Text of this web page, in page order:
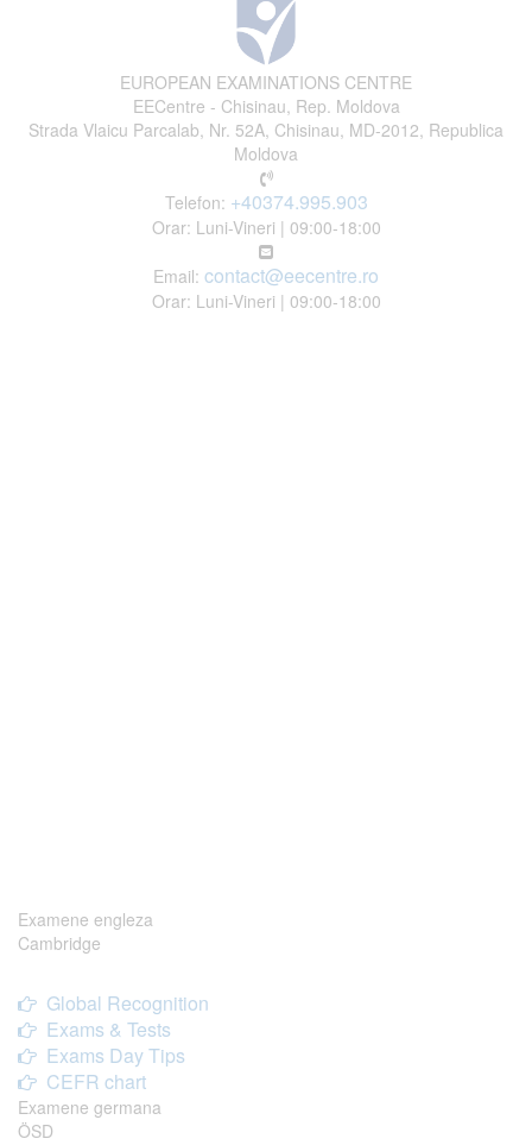
EUROPEAN EXAMINATIONS CENTRE
EECentre - Chisinau, Rep. Moldova
Strada Vlaicu Parcalab, Nr. 52A, Chisinau, MD-2012, Republica
Moldova
Telefon: +40374.995.903
Orar: Luni-Vineri | 09:00-18:00
Email: contact@eecentre.ro
Orar: Luni-Vineri | 09:00-18:00
Examene engleza
Cambridge
Global Recognition
Exams & Tests
Exams Day Tips
CEFR chart
Examene germana
ÖSD